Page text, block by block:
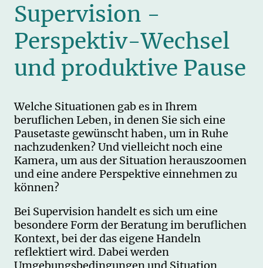
Supervision -
Perspektiv-Wechsel
und produktive Pause
Welche Situationen gab es in Ihrem
beruflichen Leben, in denen Sie sich eine
Pausetaste gewünscht haben, um in Ruhe
nachzudenken? Und vielleicht noch eine
Kamera, um aus der Situation herauszoomen
und eine andere Perspektive einnehmen zu
können?
Bei Supervision handelt es sich um eine
besondere Form der Beratung im beruflichen
Kontext, bei der das eigene Handeln
reflektiert wird. Dabei werden
Umgebungsbedingungen und Situation